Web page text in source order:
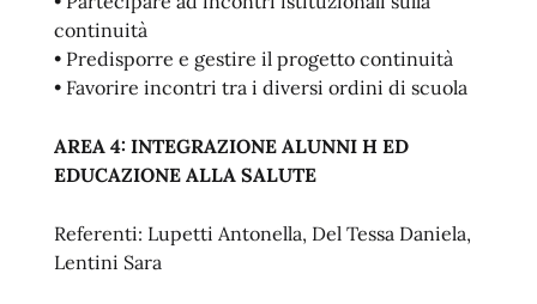
continuità
• Predisporre e gestire il progetto continuità
• Favorire incontri tra i diversi ordini di scuola
AREA 4: INTEGRAZIONE ALUNNI H ED
EDUCAZIONE ALLA SALUTE
Referenti: Lupetti Antonella, Del Tessa Daniela,
Lentini Sara